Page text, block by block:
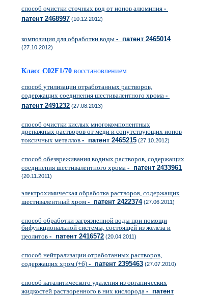
способ очистки сточных вод от ионов алюминия -
патент 2468997 (10.12.2012)
композиция для обработки воды - патент 2465014
(27.10.2012)
Класс C02F1/70 восстановлением
способ утилизации отработанных растворов,
содержащих соединения шестивалентного хрома -
патент 2491232 (27.08.2013)
способ очистки кислых многокомпонентных
дренажных растворов от меди и сопутствующих ионов
токсичных металлов - патент 2465215 (27.10.2012)
способ обезвреживания водных растворов, содержащих
соединения шестивалентного хрома - патент 2433961
(20.11.2011)
электрохимическая обработка растворов, содержащих
шестивалентный хром - патент 2422374(27.06.2011)
способ обработки загрязненной воды при помощи
бифункциональной системы, состоящей из железа и
цеолитов - патент 2416572 (20.04.2011)
способ нейтрализации отработанных растворов,
содержащих хром (+6) - патент 2395463 (27.07.2010)
способ каталитического удаления из органических
жидкостей растворенного в них кислорода - патент